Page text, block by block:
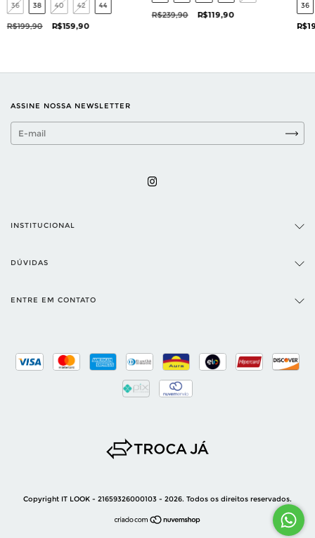
36 38 40 42 44
R$199,90 R$159,90
R$239,90 R$119,90
36
ASSINE NOSSA NEWSLETTER
INSTITUCIONAL
DÚVIDAS
ENTRE EM CONTATO
Copyright IT LOOK - 21659326000103 - 2026. Todos os direitos reservados.